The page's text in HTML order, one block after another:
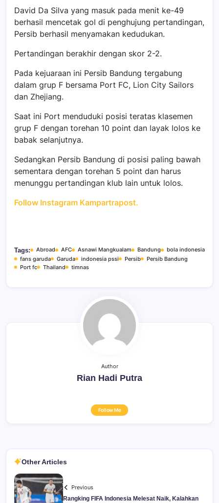
David Da Silva yang masuk pada menit ke-49
berhasil mencetak gol di penghujung pertandingan,
Persib berhasil menyamakan kedudukan.
Pertandingan berakhir dengan skor 2-2.
Pada kejuaraan ini Persib Bandung tergabung
dalam grup F bersama Port FC, Lion City Sailors
dan Zhejiang.
Saat ini Port menduduki posisi teratas klasemen
grup F dengan torehan 10 point dan layak lolos ke
babak selanjutnya.
Sedangkan Persib Bandung di posisi paling bawah
sementara dengan torehan 5 point dan harus
menunggu pertandingan klub lain untuk lolos.
Follow Instagram Kampartrapost.
Tags: Abroad AFC Asnawi Mangkualam Bandung
bola indonesia
fans garuda
Garuda indonesia pssi Persib
Persib Bandung
Port fc
Thailand timnas
Author
Rian Hadi Putra
Follow Me
Other Articles
Previous
Rangking FIFA Indonesia Melesat Naik, Kalahkan